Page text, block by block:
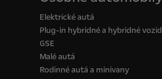
Elektrické autá
Plug-in hybridné a hybridné
GSE
Malé autá
Rodinné autá a minivany